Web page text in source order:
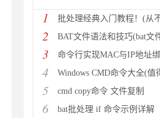
1 批处理经典入门教程！(从
2 BAT文件语法和技巧(bat文件的
3 命令行实现MAC与IP地址绑定 ip mac
4 Windows CMD命令大全(值
5 cmd copy命令 文件复制
6 bat批处理 if 命令示例详解